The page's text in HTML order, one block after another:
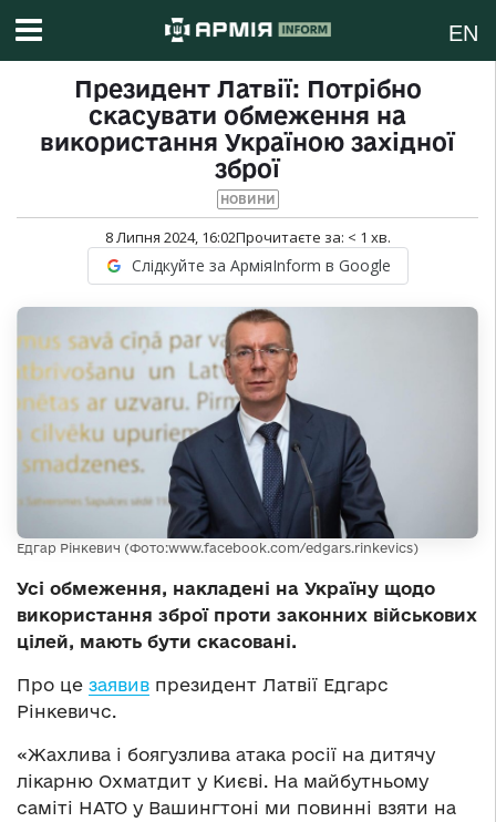
EN
Президент Латвії: Потрібно
скасувати обмеження на
використання Україною західної
зброї
НОВИНИ
8 Липня 2024, 16:02Прочитаєте за: < 1 хв.
Слідкуйте за АрміяInform в Google
Едгар Рінкевич (Фото:www.facebook.com/edgars.rinkevics)
Усі обмеження, накладені на Україну щодо
використання зброї проти законних військових
цілей, мають бути скасовані.
Про це заявив президент Латвії Едгарс
Рінкевичс.
«Жахлива і боягузлива атака росії на дитячу
лікарню Охматдит у Києві. На майбутньому
саміті НАТО у Вашингтоні ми повинні взяти на